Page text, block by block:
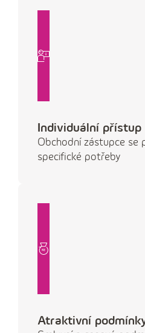
Individuální přístup
Obchodní zástupce se
specifické potřeby
Atraktivní